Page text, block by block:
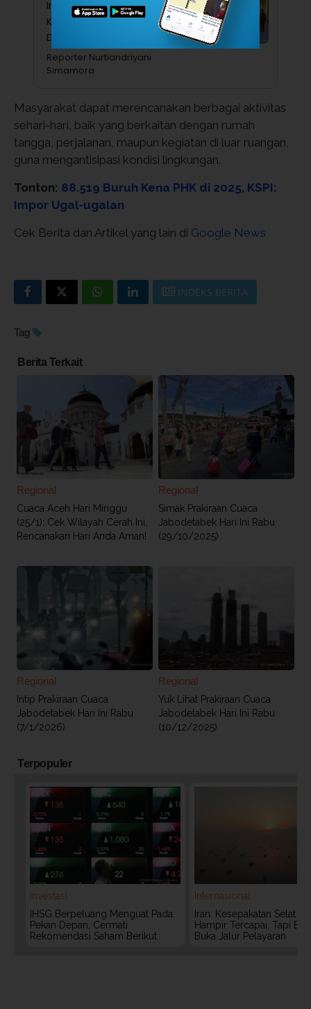
Investasi China Masuk Madura,
Kawasan Industri Wiraraja Siap
Dikembangkan
Reporter Nurtiandriyani
Simamora
Masyarakat dapat merencanakan berbagai aktivitas
sehari-hari, baik yang berkaitan dengan rumah
tangga, perjalanan, maupun kegiatan di luar ruangan,
guna mengantisipasi kondisi lingkungan.
Tonton: 88.519 Buruh Kena PHK di 2025, KSPI:
Impor Ugal-ugalan
Cek Berita dan Artikel yang lain di Google News
INDEKS BERITA
Tag
Berita Terkait
Regional
Cuaca Aceh Hari Minggu
(25/1): Cek Wilayah Cerah Ini,
Rencanakan Hari Anda Aman!
Regional
Simak Prakiraan Cuaca
Jabodetabek Hari Ini Rabu
(29/10/2025)
Regional
Intip Prakiraan Cuaca
Jabodetabek Hari Ini Rabu
(7/1/2026)
Regional
Yuk Lihat Prakiraan Cuaca
Jabodetabek Hari Ini Rabu
(10/12/2025)
Terpopuler
Investasi
IHSG Berpeluang Menguat Pada
Pekan Depan, Cermati
Rekomendasi Saham Berikut
Internasional
Iran: Kesepakatan Selat
Hampir Tercapai, Tapi
Buka Jalur Pelayaran